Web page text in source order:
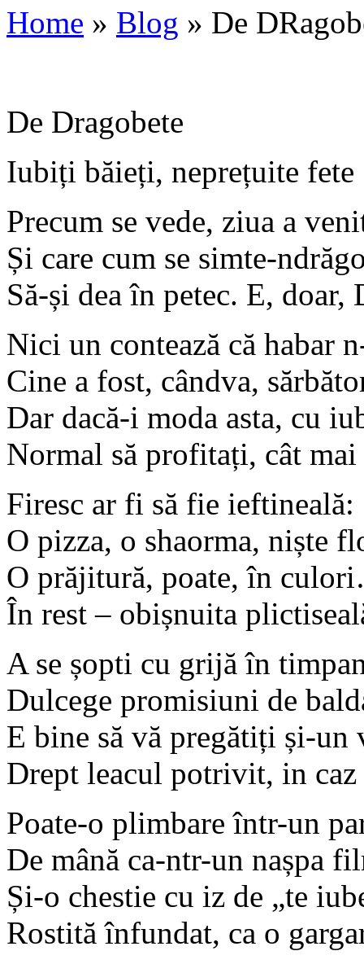
Home » Blog » De
De Dragobete
Iubiți băieți, neprețuite fete
Precum se vede, ziua a
Și care cum se simte-
Să-și dea în petec. E, doar,
Nici un contează că habar
Cine a fost, cândva,
Dar dacă-i moda asta, cu
Normal să profitați, cât
Firesc ar fi să fie ieftineală:
O pizza, o shaorma, niște
O prăjitură, poate, în
În rest – obișnuita
A se șopti cu grijă în
Dulcege promisiuni de
E bine să vă pregătiți și-un
Drept leacul potrivit, in caz
Poate-o plimbare într-un
De mână ca-ntr-un nașpa
Și-o chestie cu iz de „te
Rostită înfundat, ca o